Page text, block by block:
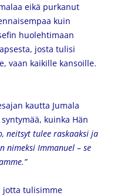
eikä purkanut
kuin
huolehtimaan
josta tulisi
vaan kaikille kansoille.
kautta Jumala
kuinka Hän
neitsyt tulee raskaaksi ja
nimeksi Immanuel – se
jotta tulisimme